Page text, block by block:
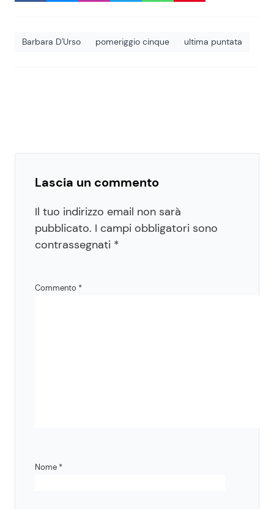
Barbara D'Urso pomeriggio cinque ultima puntata
Lascia un commento
Il tuo indirizzo email non sarà
pubblicato. I campi obbligatori sono
contrassegnati *
Commento *
Nome *